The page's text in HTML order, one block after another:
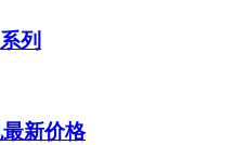
列
新价格